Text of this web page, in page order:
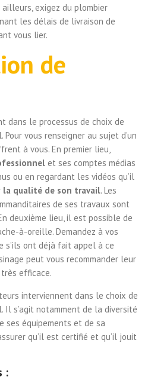
exigez du plombier
les délais de livraison de
vous lier.
de
dans le processus de choix de
vous renseigner au sujet d’un
à vous. En premier lieu,
et ses comptes médias
ou en regardant les vidéos qu’il
la qualité de son travail. Les
de ses travaux sont
deuxième lieu, il est possible de
à-oreille. Demandez à vos
s’ils ont déjà fait appel à ce
peut vous recommander leur
très efficace.
interviennent dans le choix de
Il s’agit notamment de la diversité
ses équipements et de sa
qu’il est certifié et qu’il jouit
: